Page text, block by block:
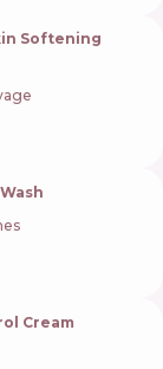
Softening
Cream